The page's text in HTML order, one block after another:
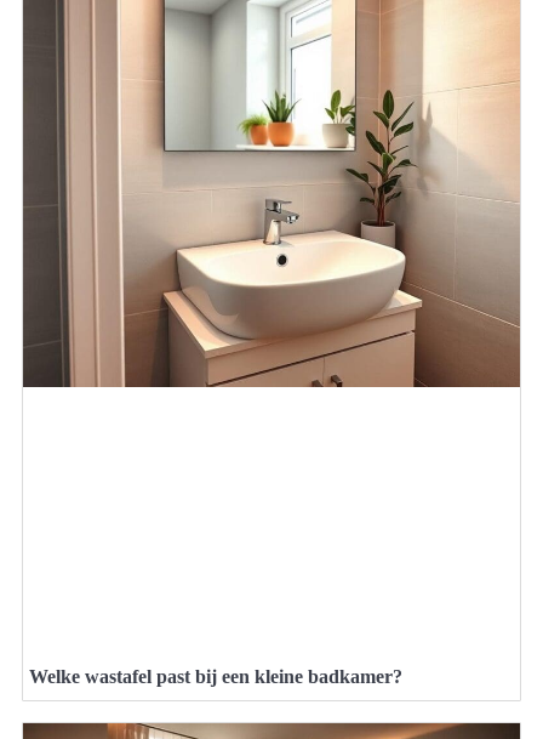
Welke wastafel past bij een kleine badkamer?